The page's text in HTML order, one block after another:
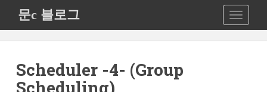
i
문c 블로그
Scheduler -4- (Group
Scheduling)